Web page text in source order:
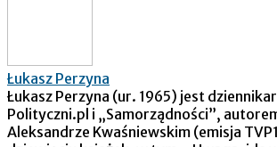
Łukasz Perzyna
Łukasz Perzyna (ur. 1965) jest
Polityczni.pl i „Samorządności”,
Aleksandrze Kwaśniewskim (emisja